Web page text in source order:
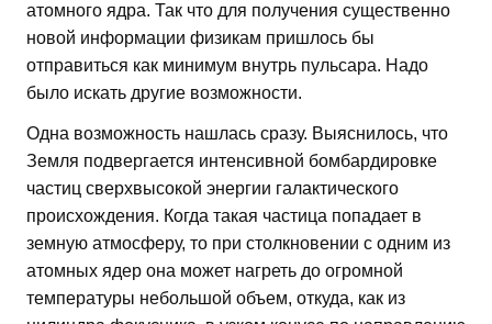
атомного ядра. Так что для получения существенно
новой информации физикам пришлось бы
отправиться как минимум внутрь пульсара. Надо
было искать другие возможности.
Одна возможность нашлась сразу. Выяснилось, что
Земля подвергается интенсивной бомбардировке
частиц сверхвысокой энергии галактического
происхождения. Когда такая частица попадает в
земную атмосферу, то при столкновении с одним из
атомных ядер она может нагреть до огромной
температуры небольшой объем, откуда, как из